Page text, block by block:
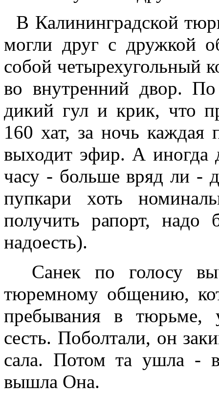
В Калининградской
могли друг с дружкой
собой четырехугольный
во внутренний двор.
дикий гул и крик, что
160 хат, за ночь каждая
выходит эфир. А иногда
часу - больше вряд ли -
пупкари хоть
получить рапорт,
надоесть).
Санек по голосу
тюремному общению,
пребывания в тюрьме,
сесть. Поболтали, он
сала. Потом та ушла -
вышла Она.